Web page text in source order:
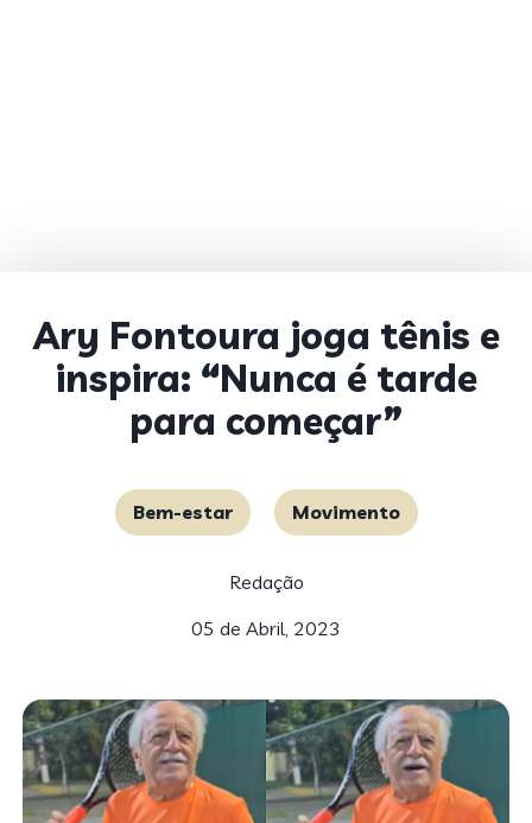
Ary Fontoura joga tênis e
inspira: “Nunca é tarde
para começar”
Bem-estar Movimento
Redação
05 de Abril, 2023